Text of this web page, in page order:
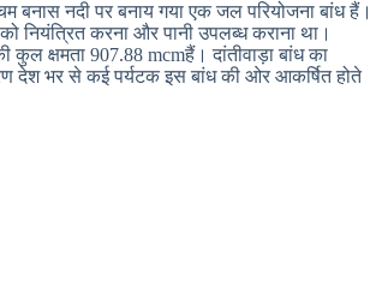
बनास नदी पर बनाय गया एक जल परियोजना बांध हैं।
नियंत्रित करना और पानी उपलब्ध कराना था।
क्षमता 907.88 mcmहैं। दांतीवाड़ा बांध का
देश भर से कई पर्यटक इस बांध की ओर आकर्षित होते